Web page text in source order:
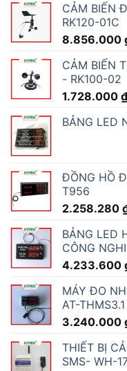
CẢM BIẾN
RK120-01C
8.856.000
CẢM BIẾN
- RK100-02
1.728.000 ₫
BẢNG LED
ĐỒNG HỒ
T956
2.258.280
BẢNG LED
CÔNG
4.233.600
MÁY ĐO
AT-THMS3.1
3.240.000
THIẾT BỊ
SMS- WH-